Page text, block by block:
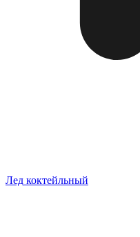
Лед коктейльный